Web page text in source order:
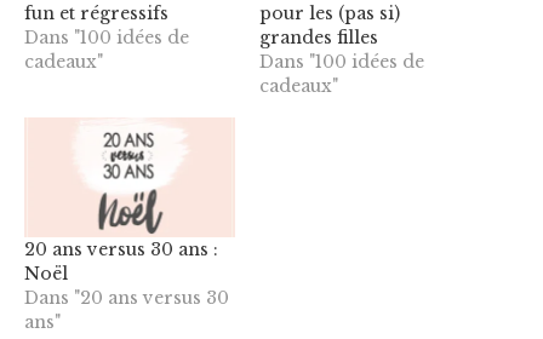
fun et régressifs
Dans "100 idées de
cadeaux"
pour les (pas si)
grandes filles
Dans "100 idées de
cadeaux"
20 ans versus 30 ans :
Noël
Dans "20 ans versus 30
ans"